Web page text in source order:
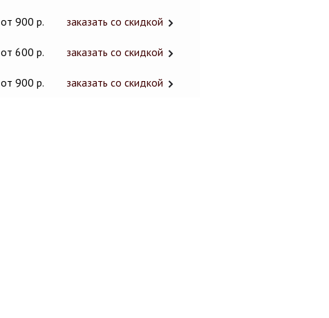
от 900 р. заказать со скидкой
от 600 р. заказать со скидкой
от 900 р. заказать со скидкой